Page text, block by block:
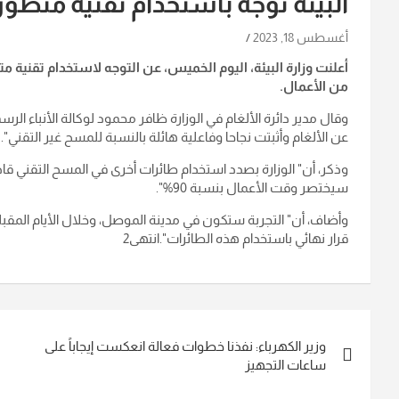
أغسطس 18, 2023
من الأعمال.
وقال مدير دائرة الألغام في الوزارة ظافر محمود لوكالة
عن الألغام وأثبتت نجاحا وفاعلية هائلة بالنسبة للمسح غير التقني".
وذكر، أن" الوزارة بصدد استخدام طائرات أخرى في المسح
سيختصر وقت الأعمال بنسبة 90%".
وأضاف، أن" التجربة ستكون في مدينة الموصل، وخلال الأيام
قرار نهائي باستخدام هذه الطائرات".انتهى2
المقالات
وزير الكهرباء: نفذنا خطوات فعالة انعكست إيجاباً على
ساعات التجهيز